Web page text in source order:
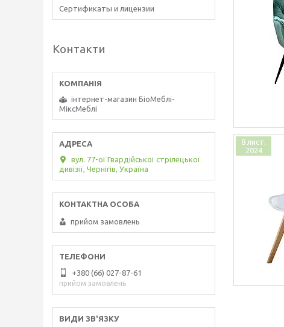
8 лист.
2024
Сертификаты и лицензии
Контакти
інтернет-магазин БіоМеблі-
МіксМеблі
вул. 77-ої Гвардійської стрілецької
дивізії, Чернігів, Україна
прийом замовлень
+380 (66) 027-87-61
прийом замовлень